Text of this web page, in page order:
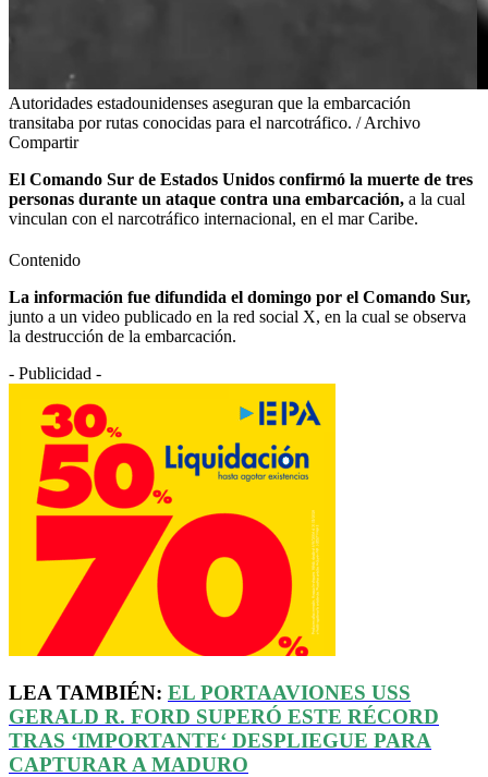
Autoridades estadounidenses aseguran que la embarcación
transitaba por rutas conocidas para el narcotráfico. / Archivo
Compartir
El Comando Sur de Estados Unidos confirmó la muerte de tres
personas durante un ataque contra una embarcación, a la cual
vinculan con el narcotráfico internacional, en el mar Caribe.
Contenido
La información fue difundida el domingo por el Comando Sur,
junto a un video publicado en la red social X, en la cual se observa
la destrucción de la embarcación.
- Publicidad -
LEA TAMBIÉN: EL PORTAAVIONES USS
GERALD R. FORD SUPERÓ ESTE RÉCORD
TRAS ‘IMPORTANTE‘ DESPLIEGUE PARA
CAPTURAR A MADURO